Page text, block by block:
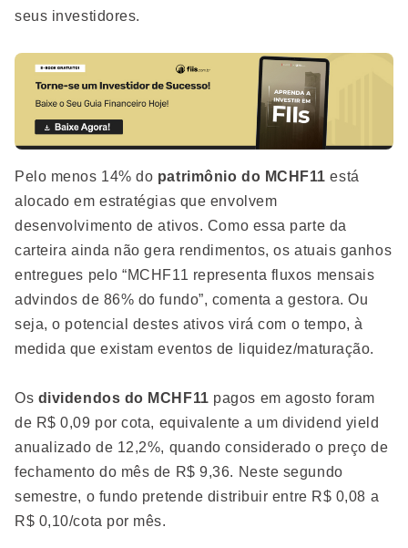
seus investidores.
Pelo menos 14% do patrimônio do MCHF11 está
alocado em estratégias que envolvem
desenvolvimento de ativos. Como essa parte da
carteira ainda não gera rendimentos, os atuais ganhos
entregues pelo “MCHF11 representa fluxos mensais
advindos de 86% do fundo”, comenta a gestora. Ou
seja, o potencial destes ativos virá com o tempo, à
medida que existam eventos de liquidez/maturação.
Os dividendos do MCHF11 pagos em agosto foram
de R$ 0,09 por cota, equivalente a um dividend yield
anualizado de 12,2%, quando considerado o preço de
fechamento do mês de R$ 9,36. Neste segundo
semestre, o fundo pretende distribuir entre R$ 0,08 a
R$ 0,10/cota por mês.